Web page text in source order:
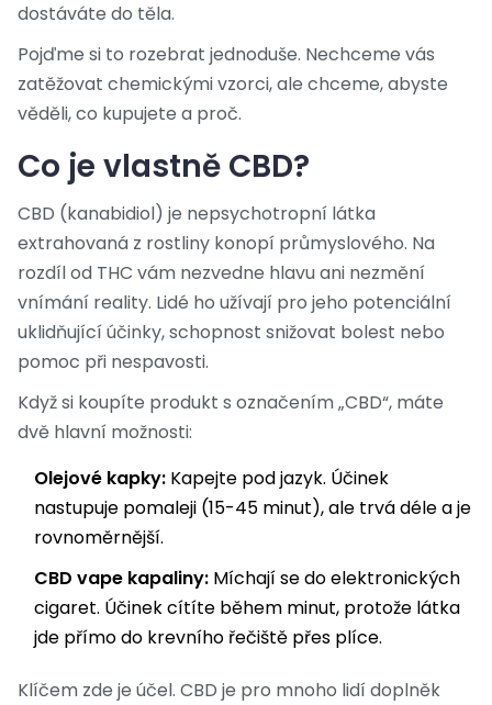
dostáváte do těla.
Pojďme si to rozebrat jednoduše. Nechceme vás
zatěžovat chemickými vzorci, ale chceme, abyste
věděli, co kupujete a proč.
Co je vlastně CBD?
CBD (kanabidiol) je nepsychotropní látka
extrahovaná z rostliny konopí průmyslového. Na
rozdíl od THC vám nezvedne hlavu ani nezmění
vnímání reality. Lidé ho užívají pro jeho potenciální
uklidňující účinky, schopnost snižovat bolest nebo
pomoc při nespavosti.
Když si koupíte produkt s označením „CBD“, máte
dvě hlavní možnosti:
Olejové kapky: Kapejte pod jazyk. Účinek
nastupuje pomaleji (15-45 minut), ale trvá déle a je
rovnoměrnější.
CBD vape kapaliny: Míchají se do elektronických
cigaret. Účinek cítíte během minut, protože látka
jde přímo do krevního řečiště přes plíce.
Klíčem zde je účel. CBD je pro mnoho lidí doplněk